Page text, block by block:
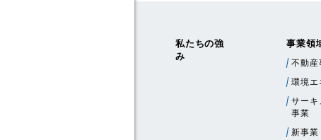
私たちの強
み
事業領
不動産
環境エ
サーキ
事業
新事業